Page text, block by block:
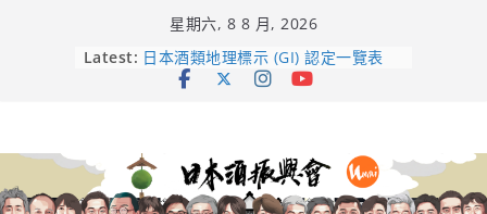
星期六, 8 8 月, 2026
Latest:
龜之井酒造：口說上手 – 山形純米大
吟釀的堅持與傳承 ～ くどき上手
日本酒類地理標示 (GI) 認定一覽表
【酒業商戰】130年老酒藏殺入股票
市場！梅乃宿上市背後的密碼